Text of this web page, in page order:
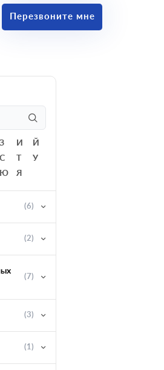
Перезвоните мне
З И
Й
С
У
Ю Я
(6)
(2)
(7)
(3)
(1)